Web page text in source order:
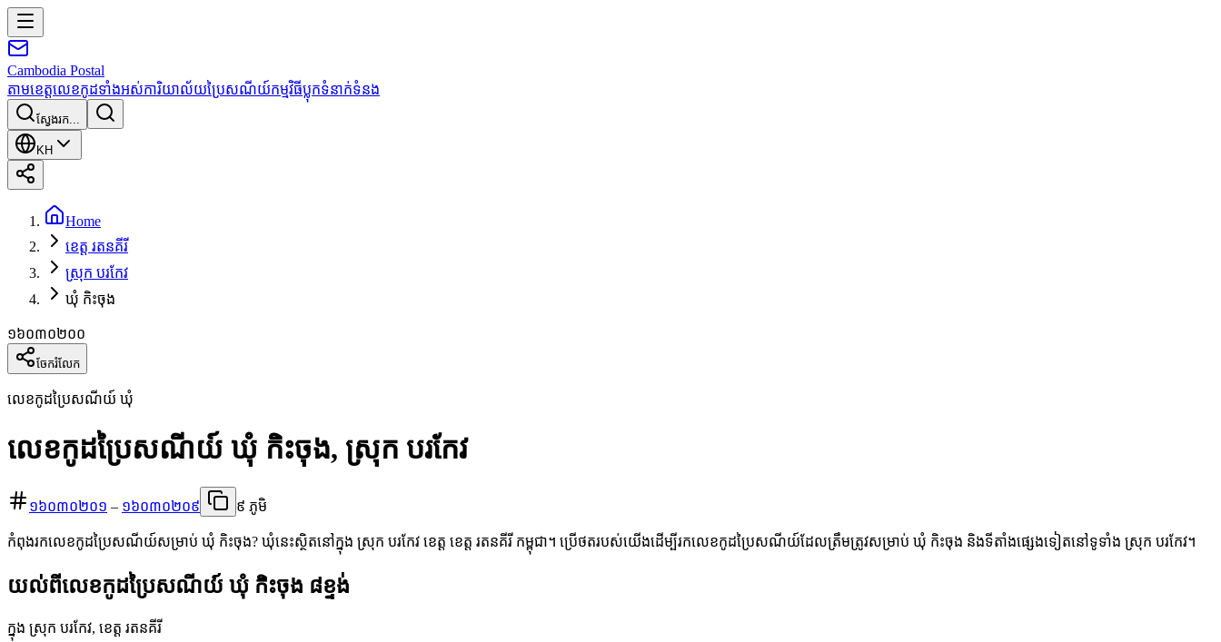
Cambodia Postal
តាមខេត្តលេខកូដទាំងអស់ការិយាល័យប្រៃសណីយ៍កម្មវិធីប្លុកទំនាក់ទំនង
ស្វែងរក...
KH
Home
ខេត្ត រតនគីរី
ស្រុក បរកែវ
ឃុំ កិះចុង
១៦០៣០២០០
ចែករំលែក
លេខកូដប្រៃសណីយ៍ ឃុំ
លេខកូដប្រៃសណីយ៍ ឃុំ កិះចុង, ស្រុក បរកែវ
១៦០៣០២០១ – ១៦០៣០២០៩ ៩ ភូមិ
កំពុងរកលេខកូដប្រៃសណីយ៍សម្រាប់ ឃុំ កិះចុង? ឃុំនេះស្ថិតនៅក្នុង ស្រុក បរកែវ ខេត្ត ខេត្ត រតនគីរី កម្ពុជា។ ប្រើថតរបស់យើងដើម្បីរកលេខកូដប្រៃសណីយ៍ដែលត្រឹមត្រូវសម្រាប់ ឃុំ កិះចុង និងទីតាំងផ្សេងទៀតនៅទូទាំង ស្រុក បរកែវ។
យល់ពីលេខកូដប្រៃសណីយ៍ ឃុំ កិះចុង ៨ខ្ទង់
ក្នុង ស្រុក បរកែវ, ខេត្ត រតនគីរី